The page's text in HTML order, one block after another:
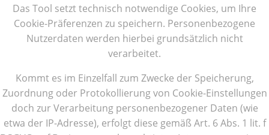
Das Tool setzt technisch notwendige Cookies, um Ihre
Cookie-Präferenzen zu speichern. Personenbezogene
Nutzerdaten werden hierbei grundsätzlich nicht
verarbeitet.
Kommt es im Einzelfall zum Zwecke der Speicherung,
Zuordnung oder Protokollierung von Cookie-Einstellungen
doch zur Verarbeitung personenbezogener Daten (wie
etwa der IP-Adresse), erfolgt diese gemäß Art. 6 Abs. 1 lit. f